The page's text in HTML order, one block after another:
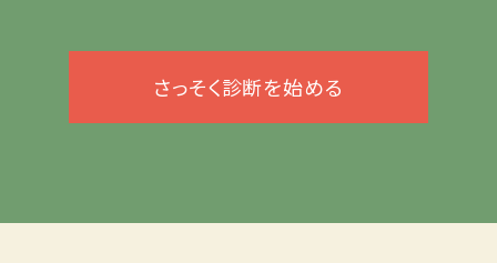
さっそく診断を始める